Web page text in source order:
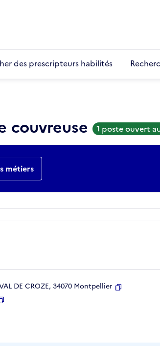
des prescripteurs habilités
couvreuse 1 poste ouvert
métiers
DE CROZE, 34070 Montpellier